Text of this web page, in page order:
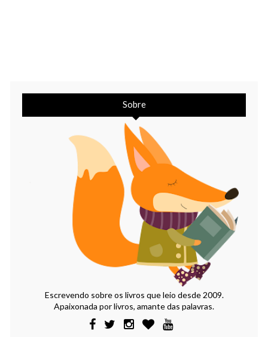
Sobre
Escrevendo sobre os livros que leio desde 2009.
Apaixonada por livros, amante das palavras.